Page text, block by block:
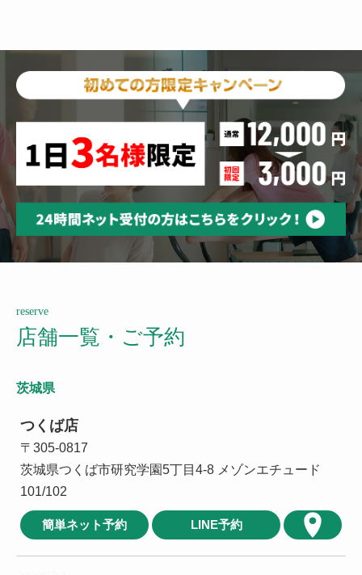
reserve
店舗一覧・ご予約
茨城県
つくば店
〒305-0817
茨城県つくば市研究学園5丁目4-8 メゾンエチュード
101/102
簡単ネット予約 LINE予約